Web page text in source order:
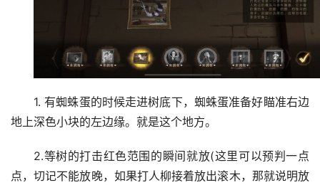
1. 有蜘蛛蛋的时候走进树底下，蜘蛛蛋准备好瞄准右边
地上深色小块的左边缘。就是这个地方。
2.等树的打击红色范围的瞬间就放(这里可以预判一点
点，切记不能放晚，如果打人柳接着放出滚木，那就说明放